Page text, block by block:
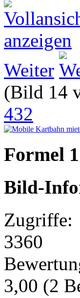
Weiter
(Bild 14
432
Formel
Bild-
Zugriffe:
3360
3,00 (2